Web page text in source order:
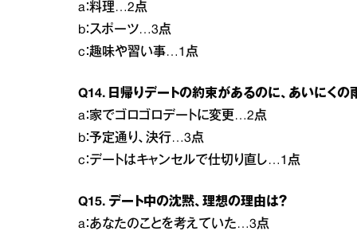
a：料理…2点
b：スポーツ…3点
c：趣味や習い事…1点
Q14. 日帰りデートの約束があるのに、あいにくの
a：家でゴロゴロデートに変更…2点
b：予定通り、決行…3点
c：デートはキャンセルで仕切り直し…1点
Q15. デート中の沈黙、理想の理由は？
a：あなたのことを考えていた…3点